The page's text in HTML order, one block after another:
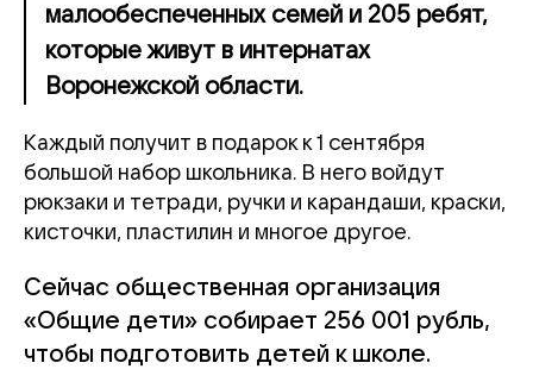
малообеспеченных семей и 205 ребят,
которые живут в интернатах
Воронежской области.
Каждый получит в подарок к 1 сентября
большой набор школьника. В него войдут
рюкзаки и тетради, ручки и карандаши, краски,
кисточки, пластилин и многое другое.
Сейчас общественная организация
«Общие дети» собирает 256 001 рубль,
чтобы подготовить детей к школе.